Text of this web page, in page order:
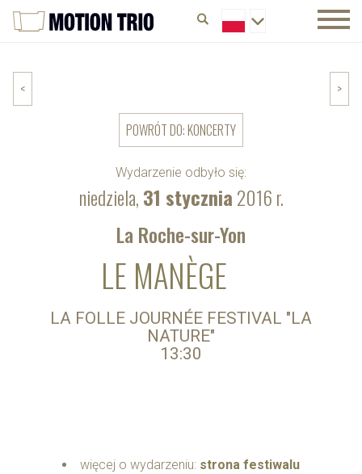
Wydarzenie odbyło się:
niedziela,31 stycznia2016 r.
< >
POWRÓT DO: KONCERTY
La Roche-sur-Yon
LE MANÈGE
LA FOLLE JOURNÉE FESTIVAL "LA
NATURE"
13:30
więcej o wydarzeniu: strona festiwalu